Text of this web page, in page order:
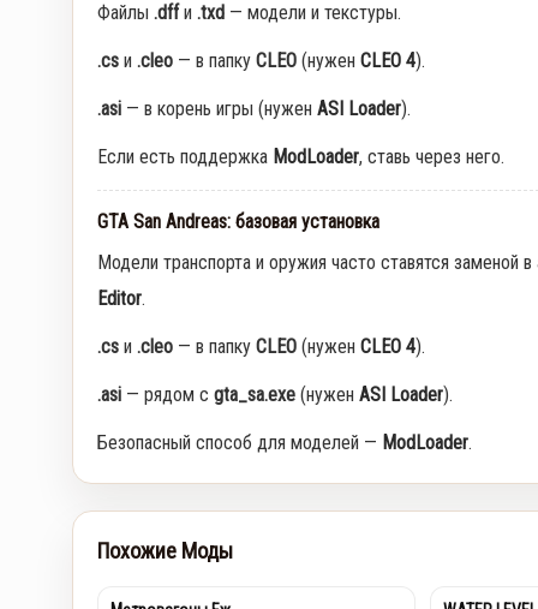
Файлы .dffи .txd — модели и текстуры.
.cs и .cleo — в папку CLEO (нужен CLEO 4).
.asi — в корень игры (нужен ASI Loader).
Если есть поддержка ModLoader, ставь через него.
GTA San Andreas: базовая установка
Модели транспорта и оружия часто ставятся заменой
Editor.
.cs и .cleo — в папку CLEO (нужен CLEO 4).
.asi — рядом с gta_sa.exe (нужен ASI Loader).
Безопасный способ для моделей — ModLoader.
Похожие Моды